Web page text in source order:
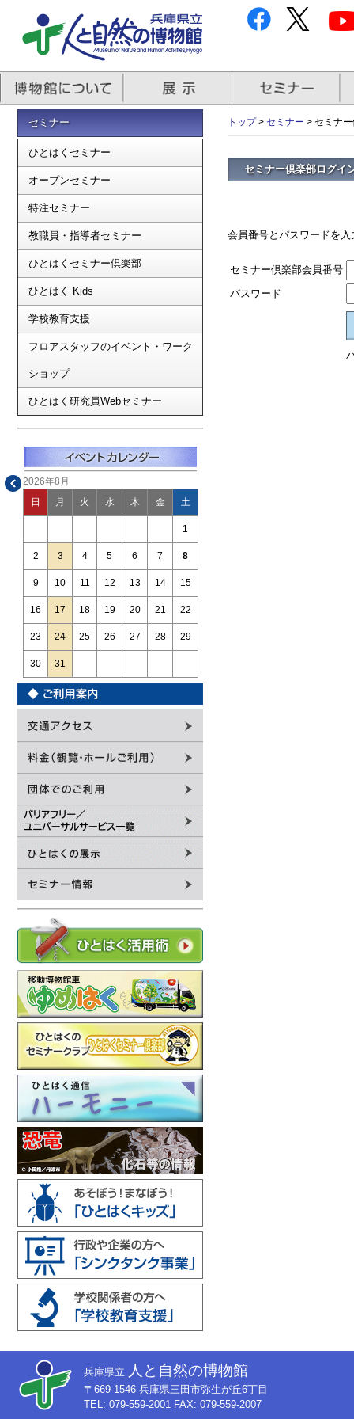
セミナー
ひとはくセミナー
オープンセミナー
特注セミナー
教職員・指導者セミナー
ひとはくセミナー倶楽部
ひとはく Kids
学校教育支援
フロアスタッフのイベント・ワーク
ショップ
ひとはく研究員Webセミナー
2026年8月
日 月 火 水 木 金 土
1
2 3 4 5 6 7 8
9 10 11 12 13 14 15
16 17 18 19 20 21 22
23 24 25 26 27 28 29
30 31
トップ> セミナー > セミナ
セミナー倶楽部ログイ
会員番号とパスワードを
セミナー倶楽部会員番号
パスワード
兵庫県立 人と自然の博物館
〒669-1546 兵庫県三田市弥生が丘6丁目
TEL: 079-559-2001 FAX: 079-559-2007